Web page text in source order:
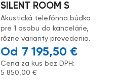
SILENT ROOM S
Akustická telefónna búdka
pre 1 osobu do kancelárie,
rôzne varianty prevedenia.
7 195,50 €
Cena za kus bez DPH:
5 850,00 €